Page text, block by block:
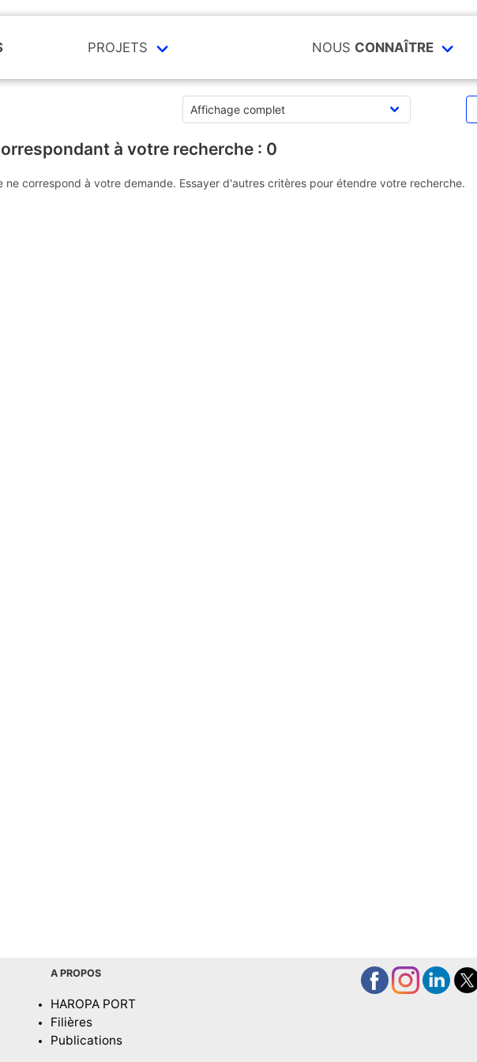
PROJETS NOUS CONNAÎTRE
à votre recherche : 0
ne correspond à votre demande. Essayer d'autres critères pour étendre votre recherche.
A PROPOS
HAROPA PORT
Filières
Publications